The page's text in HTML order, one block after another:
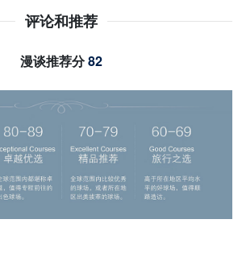
评论和推荐
漫谈推荐分82